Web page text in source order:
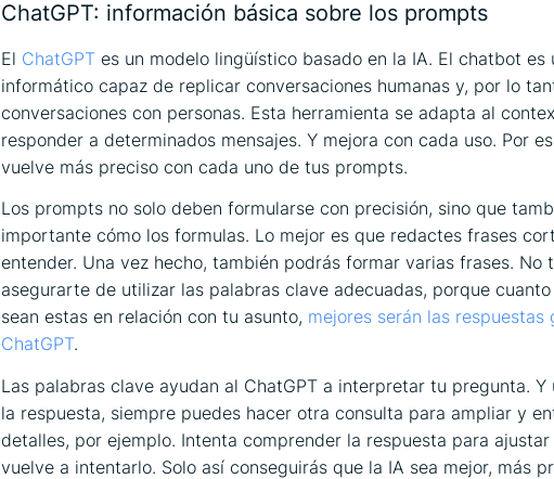
ChatGPT: información básica sobre los prompts
El ChatGPT es un modelo lingüístico basado en la IA. El chatbot es
informático capaz de replicar conversaciones humanas y, por lo
conversaciones con personas. Esta herramienta se adapta al
responder a determinados mensajes. Y mejora con cada uso. Por
vuelve más preciso con cada uno de tus prompts.
Los prompts no solo deben formularse con precisión, sino que
importante cómo los formulas. Lo mejor es que redactes frases
entender. Una vez hecho, también podrás formar varias frases. No
asegurarte de utilizar las palabras clave adecuadas, porque
sean estas en relación con tu asunto, mejores serán las respuestas
ChatGPT.
Las palabras clave ayudan al ChatGPT a interpretar tu pregunta. Y
la respuesta, siempre puedes hacer otra consulta para ampliar y
detalles, por ejemplo. Intenta comprender la respuesta para
vuelve a intentarlo. Solo así conseguirás que la IA sea mejor, más